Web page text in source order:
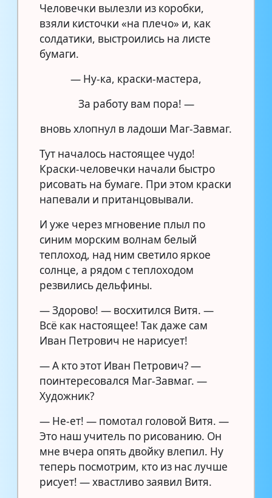
Человечки вылезли из коробки,
взяли кисточки «на плечо» и, как
солдатики, выстроились на листе
бумаги.
— Ну-ка, краски-мастера,
За работу вам пора! —
вновь хлопнул в ладоши Маг-Завмаг.
Тут началось настоящее чудо!
Краски-человечки начали быстро
рисовать на бумаге. При этом краски
напевали и пританцовывали.
И уже через мгновение плыл по
синим морским волнам белый
теплоход, над ним светило яркое
солнце, а рядом с теплоходом
резвились дельфины.
— Здорово! — восхитился Витя. —
Всё как настоящее! Так даже сам
Иван Петрович не нарисует!
— А кто этот Иван Петрович? —
поинтересовался Маг-Завмаг. —
Художник?
— Не-ет! — помотал головой Витя. —
Это наш учитель по рисованию. Он
мне вчера опять двойку влепил. Ну
теперь посмотрим, кто из нас лучше
рисует! — хвастливо заявил Витя.